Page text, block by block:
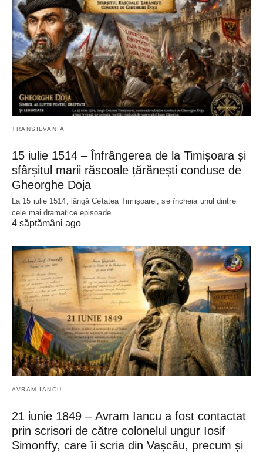
TRANSILVANIA
15 iulie 1514 – Înfrângerea de la Timișoara și
sfârșitul marii răscoale țărănești conduse de
Gheorghe Doja
La 15 iulie 1514, lângă Cetatea Timișoarei, se încheia unul dintre
cele mai dramatice episoade…
4 săptămâni ago
AVRAM IANCU
21 iunie 1849 – Avram Iancu a fost contactat
prin scrisori de către colonelul ungur Iosif
Simonffy, care îi scria din Vașcău, precum și